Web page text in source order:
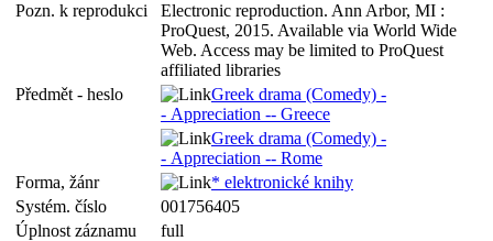
Pozn. k reprodukci
Electronic reproduction. Ann Arbor, MI :
ProQuest, 2015. Available via World Wide
Web. Access may be limited to ProQuest
affiliated libraries
Předmět - heslo
Greek drama (Comedy) -
- Appreciation -- Greece
Greek drama (Comedy) -
- Appreciation -- Rome
Forma, žánr
* elektronické knihy
Systém. číslo
001756405
Úplnost záznamu
full